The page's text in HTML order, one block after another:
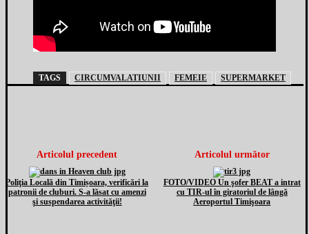
TAGS CIRCUMVALATIUNII FEMEIE SUPERMARKET
Articolul precedent
Poliţia Locală din Timișoara, verificări la
patronii de cluburi. S-a lăsat cu amenzi
şi suspendarea activităţii!
Articolul următor
FOTO/VIDEO Un şofer BEAT a intrat
cu TIR-ul în giratoriul de lângă
Aeroportul Timişoara